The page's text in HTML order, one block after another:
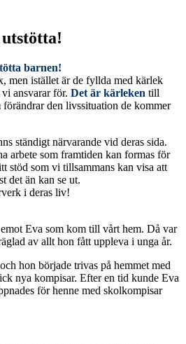
utstötta!
barnen!
men istället är de fyllda med kärlek
ansvarar för. Det är kärleken till
förändrar den livssituation de kommer
ständigt närvarande vid deras sida.
arbete som framtiden kan formas för
stöd som vi tillsammans kan visa att
det än kan se ut.
i deras liv!
Eva som kom till vårt hem. Då var
av allt hon fått uppleva i unga år.
hon började trivas på hemmet med
nya kompisar. Efter en tid kunde Eva
för henne med skolkompisar